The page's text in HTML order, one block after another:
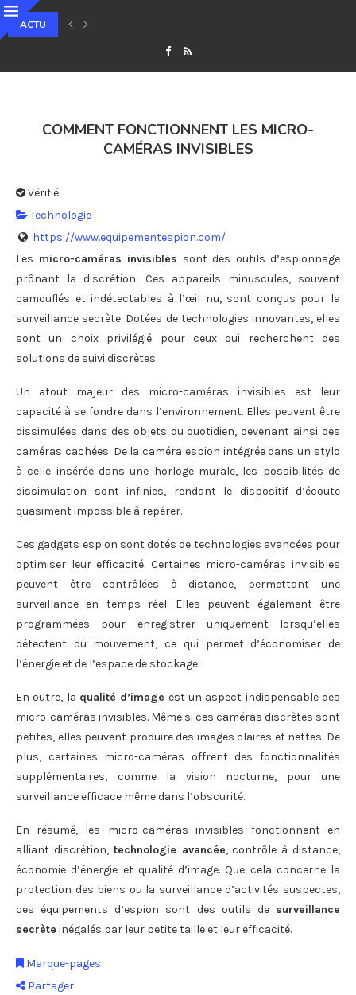
ACTU
QU’EST-CE QUE LE STAKING ET COMMENT GÉNÉRER DES REVENUS
COMMENT FONCTIONNENT LES MICRO-
CAMÉRAS INVISIBLES
Vérifié
Technologie
https://www.equipementespion.com/
Les micro-caméras invisibles sont des outils d’espionnage
prônant la discrétion. Ces appareils minuscules, souvent
camouflés et indétectables à l’œil nu, sont conçus pour la
surveillance secrète. Dotées de technologies innovantes, elles
sont un choix privilégié pour ceux qui recherchent des
solutions de suivi discrètes.
Un atout majeur des micro-caméras invisibles est leur
capacité à se fondre dans l’environnement. Elles peuvent être
dissimulées dans des objets du quotidien, devenant ainsi des
caméras cachées. De la caméra espion intégrée dans un stylo
à celle insérée dans une horloge murale, les possibilités de
dissimulation sont infinies, rendant le dispositif d’écoute
quasiment impossible à repérer.
Ces gadgets espion sont dotés de technologies avancées pour
optimiser leur efficacité. Certaines micro-caméras invisibles
peuvent être contrôlées à distance, permettant une
surveillance en temps réel. Elles peuvent également être
programmées pour enregistrer uniquement lorsqu’elles
détectent du mouvement, ce qui permet d’économiser de
l’énergie et de l’espace de stockage.
En outre, la qualité d’image est un aspect indispensable des
micro-caméras invisibles. Même si ces caméras discrètes sont
petites, elles peuvent produire des images claires et nettes. De
plus, certaines micro-caméras offrent des fonctionnalités
supplémentaires, comme la vision nocturne, pour une
surveillance efficace même dans l’obscurité.
En résumé, les micro-caméras invisibles fonctionnent en
alliant discrétion, technologie avancée, contrôle à distance,
économie d’énergie et qualité d’image. Que cela concerne la
protection des biens ou la surveillance d’activités suspectes,
ces équipements d’espion sont des outils de surveillance
secrète inégalés par leur petite taille et leur efficacité.
Marque-pages
Partager